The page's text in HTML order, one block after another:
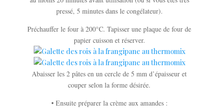
pressé, 5 minutes dans le congélateur).
Préchauffer le four à 200°C. Tapisser une plaque de four de
papier cuisson et réserver.
Abaisser les 2 pâtes en un cercle de 5 mm d’épaisseur et
couper selon la forme désirée.
• Ensuite préparer la crème aux amandes :